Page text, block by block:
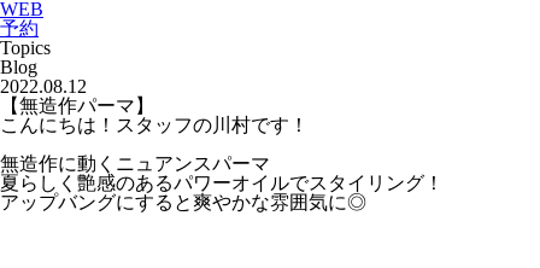
WEB
予約
Topics
Blog
2022.08.12
【無造作パーマ】
こんにちは！スタッフの川村です！
無造作に動くニュアンスパーマ
夏らしく艶感のあるパワーオイルでスタイリング！
アップバングにすると爽やかな雰囲気に◎